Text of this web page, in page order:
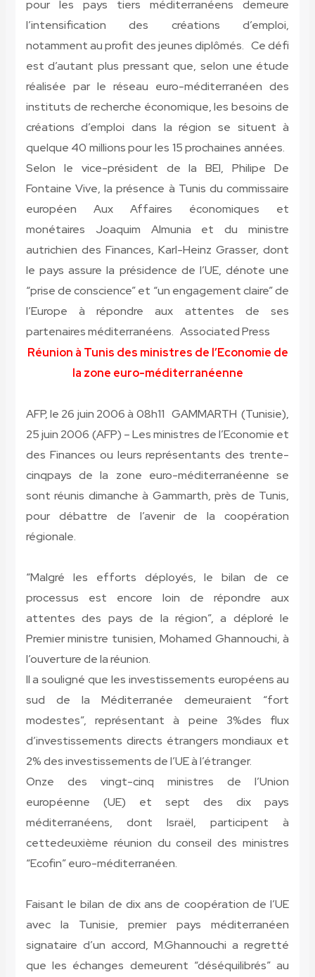
pour les pays tiers méditerranéens demeure
l’intensification des créations d’emploi,
notamment au profit des jeunes diplômés. Ce défi
est d’autant plus pressant que, selon une étude
réalisée par le réseau euro-méditerranéen des
instituts de recherche économique, les besoins de
créations d’emploi dans la région se situent à
quelque 40 millions pour les 15 prochaines années.
Selon le vice-président de la BEI, Philipe De
Fontaine Vive, la présence à Tunis du commissaire
européen Aux Affaires économiques et
monétaires Joaquim Almunia et du ministre
autrichien des Finances, Karl-Heinz Grasser, dont
le pays assure la présidence de l’UE, dénote une
“prise de conscience” et “un engagement claire” de
l’Europe à répondre aux attentes de ses
partenaires méditerranéens. Associated Press
Réunion à Tunis des ministres de l’Economie de
la zone euro-méditerranéenne
AFP, le 26 juin 2006 à 08h11 GAMMARTH (Tunisie),
25 juin 2006 (AFP) – Les ministres de l’Economie et
des Finances ou leurs représentants des trente-
cinqpays de la zone euro-méditerranéenne se
sont réunis dimanche à Gammarth, près de Tunis,
pour débattre de l’avenir de la coopération
régionale.
“Malgré les efforts déployés, le bilan de ce
processus est encore loin de répondre aux
attentes des pays de la région”, a déploré le
Premier ministre tunisien, Mohamed Ghannouchi, à
l’ouverture de la réunion.
Il a souligné que les investissements européens au
sud de la Méditerranée demeuraient “fort
modestes”, représentant à peine 3%des flux
d’investissements directs étrangers mondiaux et
2% des investissements de l’UE à l’étranger.
Onze des vingt-cinq ministres de l’Union
européenne (UE) et sept des dix pays
méditerranéens, dont Israël, participent à
cettedeuxième réunion du conseil des ministres
“Ecofin” euro-méditerranéen.
Faisant le bilan de dix ans de coopération de l’UE
avec la Tunisie, premier pays méditerranéen
signataire d’un accord, M.Ghannouchi a regretté
que les échanges demeurent “déséquilibrés” au